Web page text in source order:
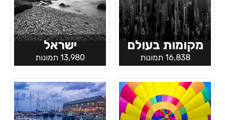
מקומות בעולם
16,838 תמונות
ישראל
13,980 תמונות